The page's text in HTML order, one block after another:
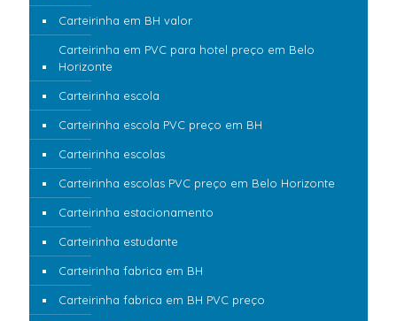
Carteirinha em BH valor
Carteirinha em PVC para hotel preço em Belo
Horizonte
Carteirinha escola
Carteirinha escola PVC preço em BH
Carteirinha escolas
Carteirinha escolas PVC preço em Belo Horizonte
Carteirinha estacionamento
Carteirinha estudante
Carteirinha fabrica em BH
Carteirinha fabrica em BH PVC preço